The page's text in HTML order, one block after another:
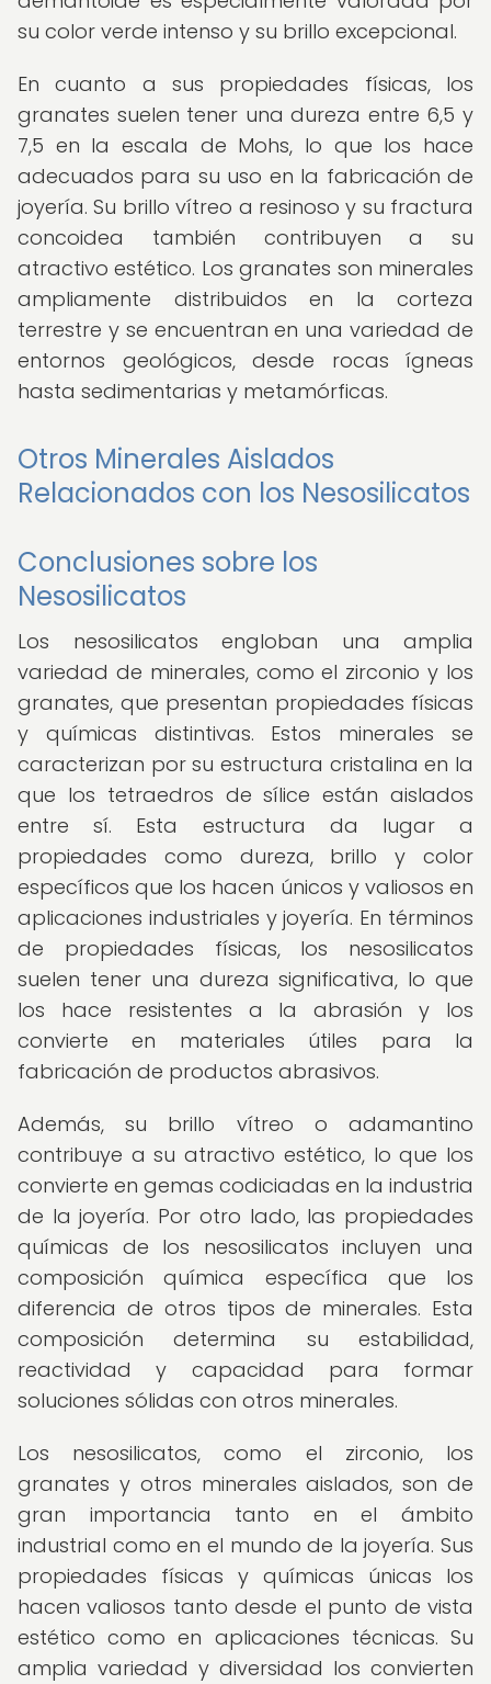
su color verde intenso y su brillo excepcional.
En cuanto a sus propiedades físicas, los
granates suelen tener una dureza entre 6,5 y
7,5 en la escala de Mohs, lo que los hace
adecuados para su uso en la fabricación de
joyería. Su brillo vítreo a resinoso y su fractura
concoidea también contribuyen a su
atractivo estético. Los granates son minerales
ampliamente distribuidos en la corteza
terrestre y se encuentran en una variedad de
entornos geológicos, desde rocas ígneas
hasta sedimentarias y metamórficas.
Otros Minerales Aislados
Relacionados con los Nesosilicatos
Conclusiones sobre los
Nesosilicatos
Los nesosilicatos engloban una amplia
variedad de minerales, como el zirconio y los
granates, que presentan propiedades físicas
y químicas distintivas. Estos minerales se
caracterizan por su estructura cristalina en la
que los tetraedros de sílice están aislados
entre sí. Esta estructura da lugar a
propiedades como dureza, brillo y color
específicos que los hacen únicos y valiosos en
aplicaciones industriales y joyería. En términos
de propiedades físicas, los nesosilicatos
suelen tener una dureza significativa, lo que
los hace resistentes a la abrasión y los
convierte en materiales útiles para la
fabricación de productos abrasivos.
Además, su brillo vítreo o adamantino
contribuye a su atractivo estético, lo que los
convierte en gemas codiciadas en la industria
de la joyería. Por otro lado, las propiedades
químicas de los nesosilicatos incluyen una
composición química específica que los
diferencia de otros tipos de minerales. Esta
composición determina su estabilidad,
reactividad y capacidad para formar
soluciones sólidas con otros minerales.
Los nesosilicatos, como el zirconio, los
granates y otros minerales aislados, son de
gran importancia tanto en el ámbito
industrial como en el mundo de la joyería. Sus
propiedades físicas y químicas únicas los
hacen valiosos tanto desde el punto de vista
estético como en aplicaciones técnicas. Su
amplia variedad y diversidad los convierten